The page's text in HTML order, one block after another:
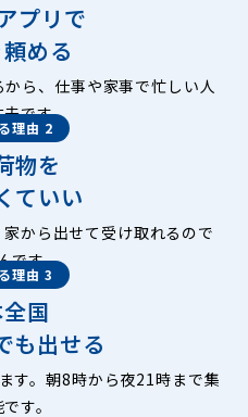
プリで
める
ら、仕事や家事で忙しい人
です。
理由 2
物を
ていい
から出せて受け取れるので
です。
理由 3
国
も出せる
す。朝8時から夜21時まで集
す。